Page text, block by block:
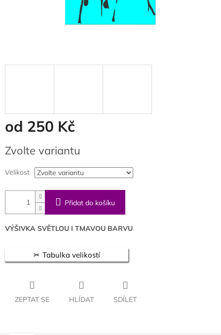
od 250 Kč
cena:
Zvolte variantu
Velikost
Přidat do košíku
VÝŠIVKA SVĚTLOU I TMAVOU BARVU
Tabulka velikostí
ZEPTAT SE HLÍDAT SDÍLET